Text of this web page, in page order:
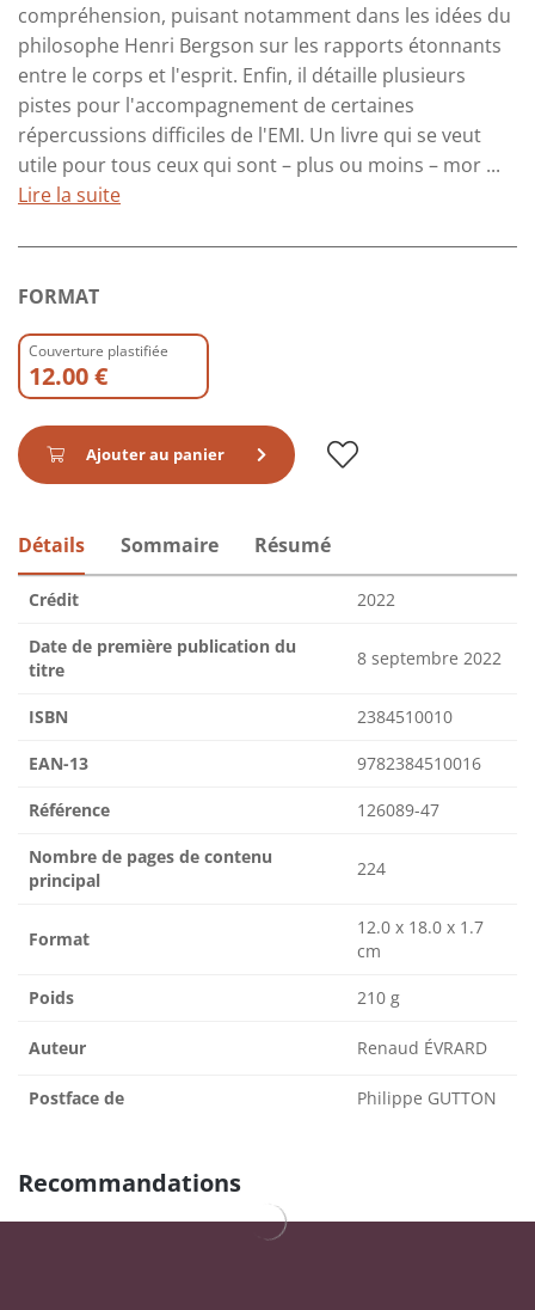
compréhension, puisant notamment dans les idées du
philosophe Henri Bergson sur les rapports étonnants
entre le corps et l'esprit. Enfin, il détaille plusieurs
pistes pour l'accompagnement de certaines
répercussions difficiles de l'EMI. Un livre qui se veut
utile pour tous ceux qui sont – plus ou moins – mor ...
Lire la suite
FORMAT
Couverture plastifiée
12.00 €
Ajouter au panier
Détails Sommaire Résumé
Crédit 2022
Date de première publication du
titre
8 septembre 2022
ISBN 2384510010
EAN-13 9782384510016
Référence 126089-47
Nombre de pages de contenu
principal
224
Format
12.0 x 18.0 x 1.7
cm
Poids 210 g
Auteur Renaud ÉVRARD
Postface de Philippe GUTTON
Recommandations